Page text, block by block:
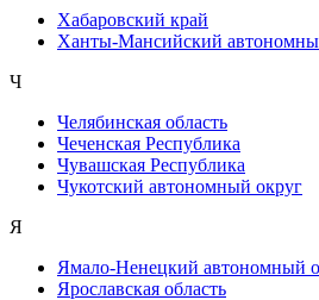
Хабаровский край
Ханты-Мансийский
Ч
Челябинская область
Чеченская Республика
Чувашская Республика
Чукотский автономный округ
Я
Ямало-Ненецкий автономный
Ярославская область